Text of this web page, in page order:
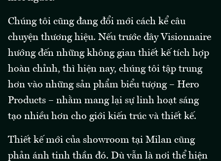
Chúng tôi cũng đang đổi mới cách kể câu
chuyện thương hiệu. Nếu trước đây Visionnaire
hướng đến những không gian thiết kế tích hợp
hoàn chỉnh, thì hiện nay, chúng tôi tập trung
hơn vào những sản phẩm biểu tượng – Hero
Products – nhằm mang lại sự linh hoạt sáng
tạo nhiều hơn cho giới kiến trúc và thiết kế.
Thiết kế mới của showroom tại Milan cũng
phản ánh tinh thần đó. Dù vẫn là nơi thể hiện